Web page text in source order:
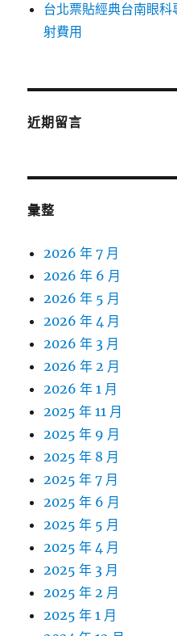
台北票貼經典台南眼
射費用
近期留言
彙整
2026 年 7 月
2026 年 6 月
2026 年 5 月
2026 年 4 月
2026 年 3 月
2026 年 2 月
2026 年 1 月
2025 年 11 月
2025 年 9 月
2025 年 8 月
2025 年 7 月
2025 年 6 月
2025 年 5 月
2025 年 4 月
2025 年 3 月
2025 年 2 月
2025 年 1 月